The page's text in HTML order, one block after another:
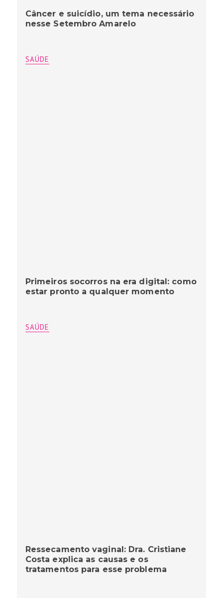
Câncer e suicídio, um tema necessário
nesse Setembro Amarelo
SAÚDE
Primeiros socorros na era digital: como
estar pronto a qualquer momento
SAÚDE
Ressecamento vaginal: Dra. Cristiane
Costa explica as causas e os
tratamentos para esse problema